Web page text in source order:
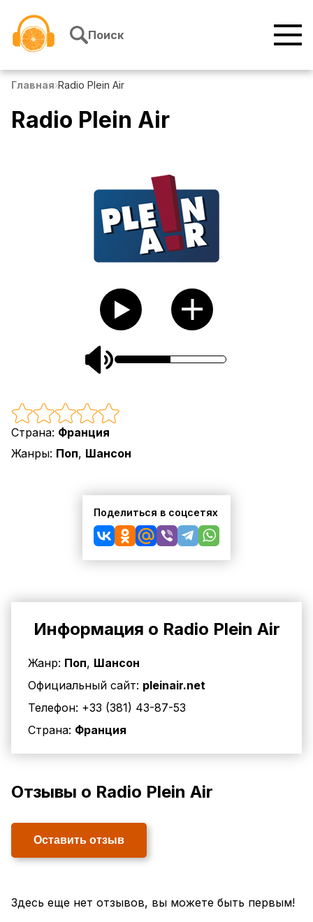
Поиск
Главная›Radio Plein Air
Radio Plein Air
Страна: Франция
Жанры: Поп, Шансон
Поделиться в соцсетях
Информация о Radio Plein Air
Жанр: Поп, Шансон
Официальный сайт: pleinair.net
Телефон: +33 (381) 43-87-53
Страна: Франция
Отзывы о Radio Plein Air
Оставить отзыв
Здесь еще нет отзывов, вы можете быть первым!